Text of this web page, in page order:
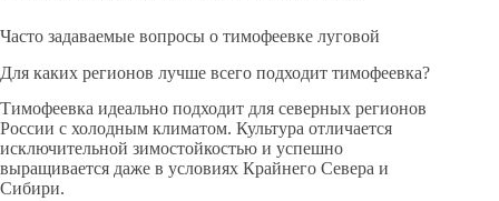
Часто задаваемые вопросы о тимофеевке луговой
Для каких регионов лучше всего подходит тимофеевка?
Тимофеевка идеально подходит для северных регионов
России с холодным климатом. Культура отличается
исключительной зимостойкостью и успешно
выращивается даже в условиях Крайнего Севера и
Сибири.